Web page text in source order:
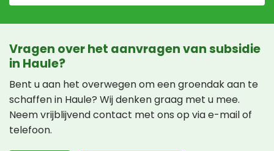
Vragen over het aanvragen van subsidie
in Haule?
Bent u aan het overwegen om een groendak aan te
schaffen in Haule? Wij denken graag met u mee.
Neem vrijblijvend contact met ons op via e-mail of
telefoon.